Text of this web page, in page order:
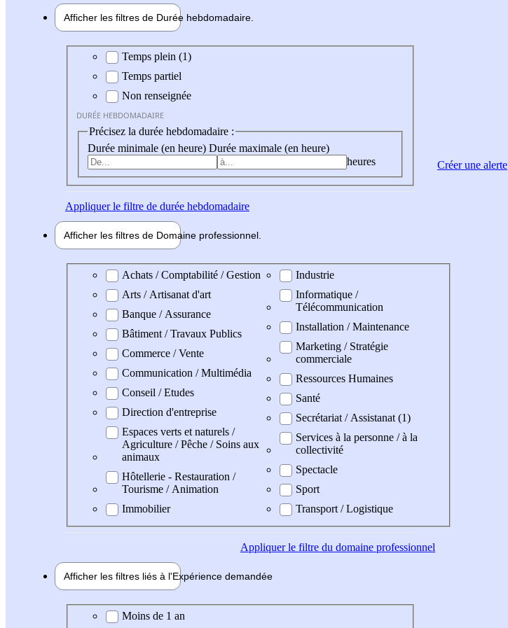
Afficher les filtres de Durée hebdomadaire
Durée hebdomadaire
Temps plein (1)
Temps partiel
Non renseignée
DURÉE HEBDOMADAIRE
Précisez la durée hebdomadaire :
Durée minimale (en heure) Durée maximale (en heure)
heures
Appliquerle filtre de durée hebdomadaire
Afficher les filtres de Domaine professionnel
Domaine professionel
Achats / Comptabilité / Gestion
Arts / Artisanat d'art
Banque / Assurance
Bâtiment / Travaux Publics
Commerce / Vente
Communication / Multimédia
Conseil / Etudes
Direction d'entreprise
Espaces verts et naturels /
Agriculture / Pêche / Soins aux
animaux
Hôtellerie - Restauration /
Tourisme / Animation
Immobilier
Industrie
Informatique /
Télécommunication
Installation / Maintenance
Marketing / Stratégie
commerciale
Ressources Humaines
Santé
Secrétariat / Assistanat (1)
Services à la personne / à la
collectivité
Spectacle
Sport
Transport / Logistique
Appliquerle filtre du domaine professionnel
Afficher les filtres liés à l'Expérience demandée
Expérience demandée
Moins de 1 an
Créer une alerte